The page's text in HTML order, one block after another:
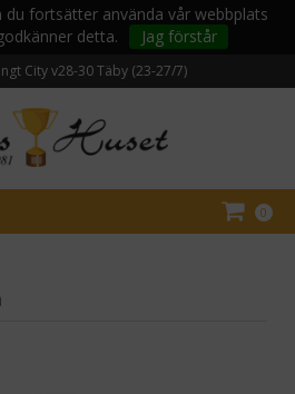
du fortsätter använda vår webbplats
detta.
Jag förstår
City v28-30Täby (23-27/7)
0